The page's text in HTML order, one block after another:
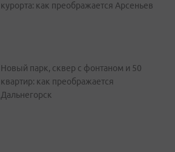
курорта: как преображается Арсеньев
Новый парк, сквер с фонтаном и 50
квартир: как преображается
Дальнегорск